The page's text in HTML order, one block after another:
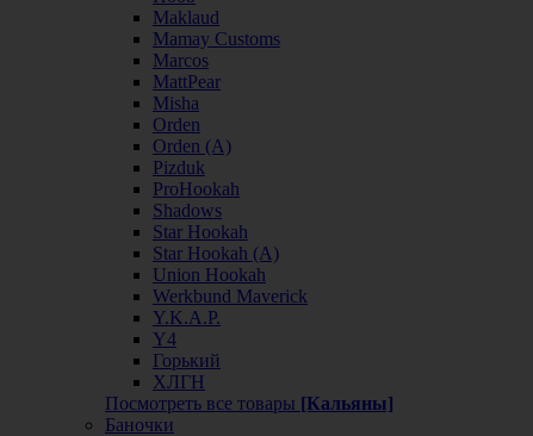
Maklaud
Mamay Customs
Marcos
MattPear
Misha
Orden
Orden (А)
Pizduk
ProHookah
Shadows
Star Hookah
Star Hookah (А)
Union Hookah
Werkbund Maverick
Y.K.A.P.
Y4
Горький
ХЛГН
Посмотреть все товары [Кальяны]
Баночки